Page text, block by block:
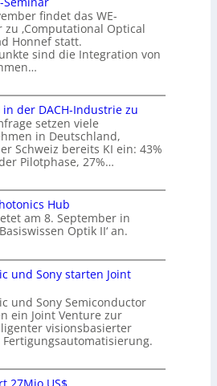
findet das WE-
zu ‚Computational Optical
Honnef statt.
sind die Integration von
der DACH-Industrie zu
setzen viele
in Deutschland,
Schweiz bereits KI ein: 43%
Pilotphase, 27%…
Hub
am 8. September in
Optik II‘ an.
und Sony starten Joint
und Sony Semiconductor
ein Joint Venture zur
visionsbasierter